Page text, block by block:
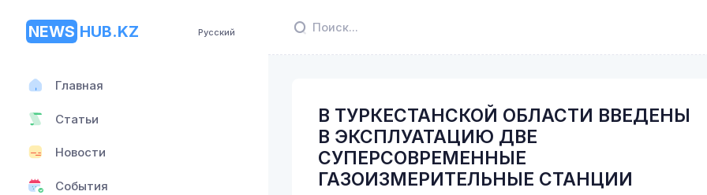
NEWS HUB.KZ Русский
Главная
Статьи
Новости
События
В ТУРКЕСТАНСКОЙ ОБЛАСТИ ВВЕДЕНЫ
В ЭКСПЛУАТАЦИЮ ДВЕ
СУПЕРСОВРЕМЕННЫЕ
ГАЗОИЗМЕРИТЕЛЬНЫЕ СТАНЦИИ